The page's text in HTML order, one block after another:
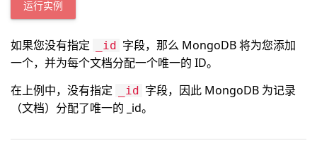
运行实例
如果您没有指定 _id 字段，那么 MongoDB 将为您添加
一个，并为每个文档分配一个唯一的 ID。
在上例中，没有指定
_id 字段，因此 MongoDB 为记录
（文档）分配了唯一的 _id。